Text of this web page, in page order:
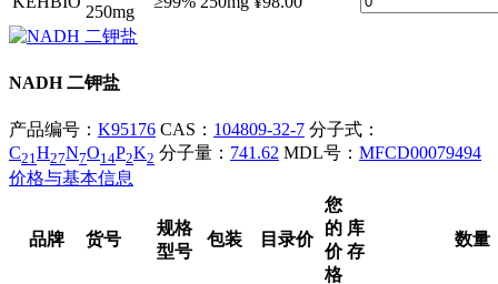
250mg
NADH 二钾盐
产品编号： K95176 CAS： 104809-32-7 分子式：
C21 H27N7O14P2K2 分子量： 741.62 MDL号： MFCD00079494
价格与基本信息
品牌 货号
规格
型号
包装 目录价
您
的
价
格
库
存
数量